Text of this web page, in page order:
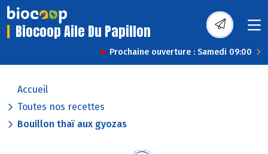
Biocoop Aile Du Papillon
Prochaine ouverture : Samedi 09:00
Accueil
Toutes nos recettes
Bouillon thaï aux gyozas